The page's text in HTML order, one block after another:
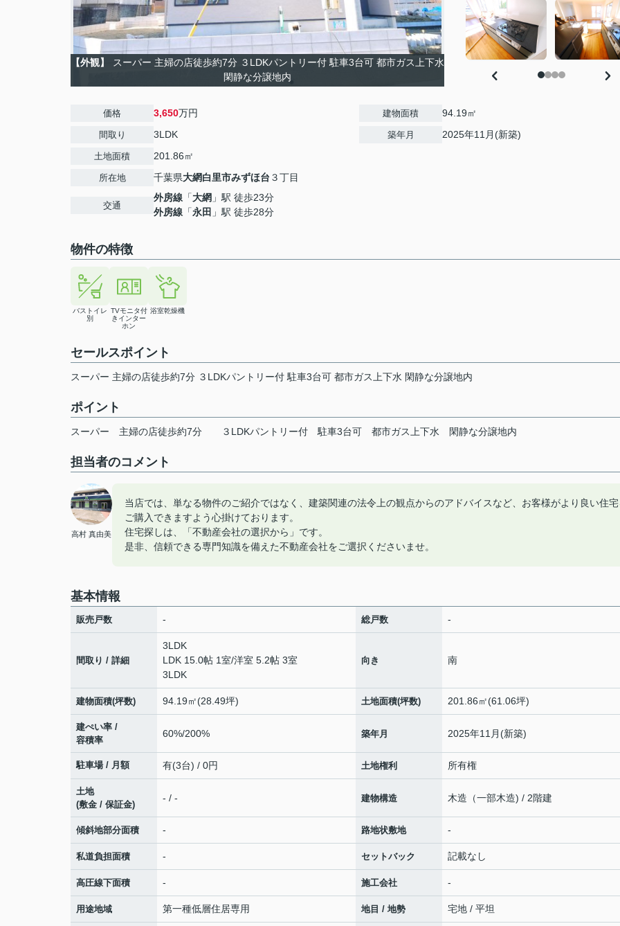
【外観】
スーパー 主婦の店徒歩約7分 ３LDKパントリー付 駐車3台可 都市ガス上下水
閑静な分譲地内
価格 3,650万円
間取り 3LDK
土地面積 201.86㎡
所在地 千葉県大網白里市みずほ台 ３丁目
交通
外房線 「大網 」駅 徒歩23分
外房線 「永田 」駅 徒歩28分
建物面積 94.19㎡
築年月 2025年11月(新築)
物件の特徴
バストイレ
別
TVモニタ付
きインター
ホン
浴室乾燥機
セールスポイント
スーパー 主婦の店徒歩約7分 ３LDKパントリー付 駐車3台可 都市ガス上下水 閑静な分譲地内
ポイント
スーパー 主婦の店徒歩約7分 ３LDKパントリー付 駐車3台可 都市ガス上下水 閑静な分譲地内
担当者のコメント
高村 真由美
当店では、単なる物件のご紹介ではなく、建築関連の法令上の観点からのアドバイスなど、お客様がより良い住
ご購入できますよう心掛けております。
住宅探しは、「不動産会社の選択から」です。
是非、信頼できる専門知識を備えた不動産会社をご選択くださいませ。
基本情報
販売戸数 - 総戸数 -
間取り / 詳細
3LDK
LDK 15.0帖 1室/洋室 5.2帖 3室
3LDK
向き 南
建物面積(坪数) 94.19㎡(28.49坪) 土地面積(坪数) 201.86㎡(61.06坪)
建ぺい率 /
容積率
60%/200% 築年月 2025年11月(新築)
駐車場 / 月額 有(3台) / 0円 土地権利 所有権
土地
(敷金 / 保証金)
- / - 建物構造 木造（一部木造) / 2階建
傾斜地部分面積 - 路地状敷地 -
私道負担面積 - セットバック 記載なし
高圧線下面積 - 施工会社 -
用途地域 第一種低層住居専用 地目 / 地勢 宅地 / 平坦